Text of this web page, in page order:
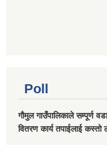
Poll
गौमुल गाउँपालिकाले सम्पूर्ण
वितरण कार्य तपाईलाई कस्तो